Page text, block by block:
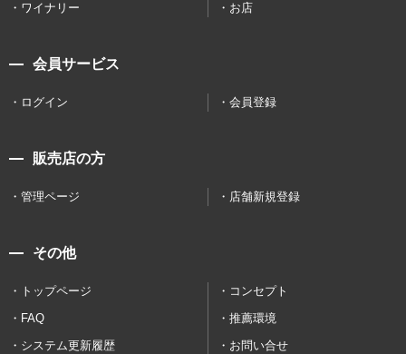
ワイナリー お店
会員サービス
ログイン 会員登録
販売店の方
管理ページ 店舗新規登録
その他
トップページ
コンセプト
FAQ
推薦環境
システム更新履歴
お問い合せ